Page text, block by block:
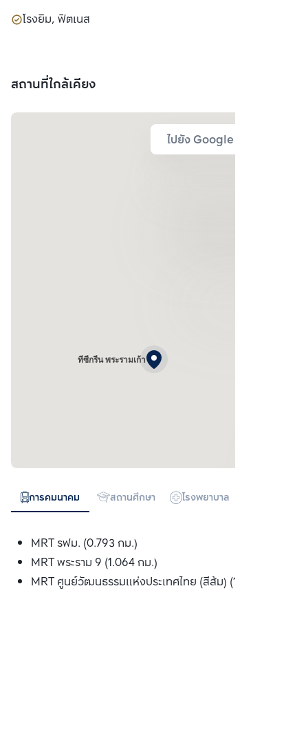
โรงยิม, ฟิตเนส
สถานที่ใกล้เคียง
ไปยัง Google Map
ทีซีกรีน พระรามเก้า
การคมนาคม สถานศึกษา โรงพยาบาล
MRT รฟม. (0.793 กม.)
MRT พระราม 9 (1.064 กม.)
MRT ศูนย์วัฒนธรรมแห่งประเทศไทย (สีส้ม) (1.357 กม.)